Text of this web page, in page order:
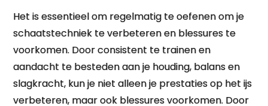
Het is essentieel om regelmatig te oefenen om je
schaatstechniek te verbeteren en blessures te
voorkomen. Door consistent te trainen en
aandacht te besteden aan je houding, balans en
slagkracht, kun je niet alleen je prestaties op het ijs
verbeteren, maar ook blessures voorkomen. Door